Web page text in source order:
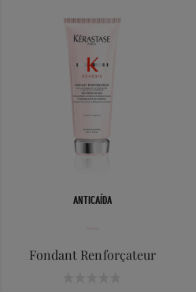
ANTICAÍDA
Fondant Renforçateur